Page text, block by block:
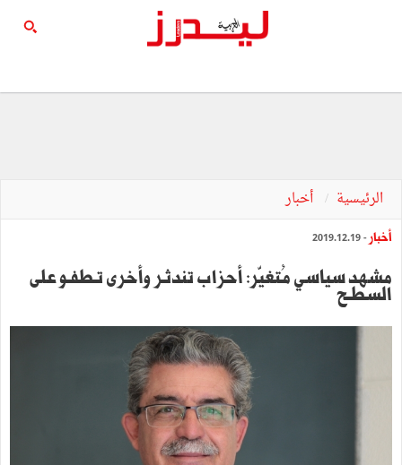
الرئيسية أخبار
أخبار - 2019.12.19
مشهد سياسي مُتغيّر: أحزاب تندثـر وأخرى تـطفـو على
السطـح